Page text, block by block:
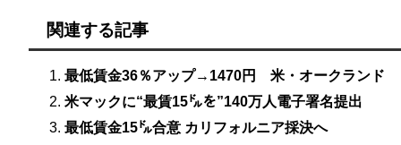
関連する記事
最低賃金36％アップ→1470円 米・オークランド
米マックに“最賃15㌦を”140万人電子署名提出
最低賃金15㌦合意 カリフォルニア採決へ